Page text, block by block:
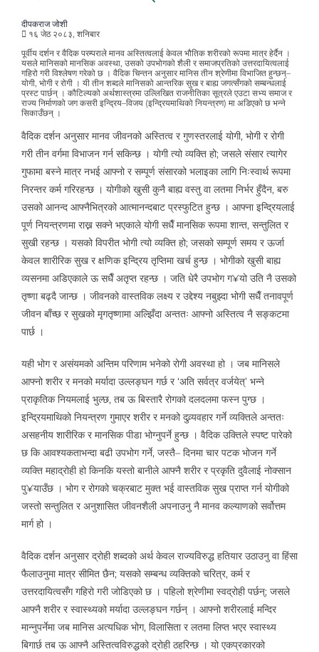
दीपकराज जोशी
१६ जेठ २०८३, शनिबार
पूर्वीय दर्शन र वैदिक परम्पराले मानव अस्तित्वलाई केवल भौतिक शरीरको रूपमा मात्र हेर्दैन ।
यसले मानिसको मानसिक अवस्था, उसको उपभोगको शैली र समाजप्रतिको उत्तरदायित्वलाई
गहिरो गरी विश्लेषण गरेको छ । वैदिक चिन्तन अनुसार मानिस तीन श्रेणीमा विभाजित हुन्छन्–
योगी, भोगी र रोगी । यी तीन शब्दले मानिसको आन्तरिक सुख र बाह्य जगत्सँगको सम्बन्धलाई
प्रस्ट पार्छन् । कौटिल्यको अर्थशास्त्रमा उल्लिखित राजनीतिका सूत्रले एउटा सभ्य समाज र
राज्य निर्माणको जग कसरी इन्द्रिय–विजय (इन्द्रियमाथिको नियन्त्रण) मा अडिएको छ भन्ने
सिकाउँछन् ।
वैदिक दर्शन अनुसार मानव जीवनको अस्तित्व र गुणस्तरलाई योगी, भोगी र रोगी
गरी तीन वर्गमा विभाजन गर्न सकिन्छ । योगी त्यो व्यक्ति हो; जसले संसार त्यागेर
गुफामा बस्ने मात्र नभई आफ्नो र सम्पूर्ण संसारको भलाइका लागि निःस्वार्थ रूपमा
निरन्तर कर्म गरिरहन्छ । योगीको खुसी कुनै बाह्य वस्तु वा लतमा निर्भर हुँदैन, बरु
उसको आनन्द आफ्नैभित्रको आत्मानन्दबाट प्रस्फुटित हुन्छ । आफ्ना इन्द्रियलाई
पूर्ण नियन्त्रणमा राख्न सक्ने भएकाले योगी सधैँ मानसिक रूपमा शान्त, सन्तुलित र
सुखी रहन्छ । यसको विपरीत भोगी त्यो व्यक्ति हो; जसको सम्पूर्ण समय र ऊर्जा
केवल शारीरिक सुख र क्षणिक इन्द्रिय तृप्तिमा खर्च हुन्छ । भोगीको खुसी बाह्य
व्यसनमा अडिएकाले ऊ सधैँ अतृप्त रहन्छ । जति धेरै उपभोग ग¥यो उति नै उसको
तृष्णा बढ्दै जान्छ । जीवनको वास्तविक लक्ष्य र उद्देश्य नबुझ्दा भोगी सधैँ तनावपूर्ण
जीवन बाँच्छ र सुखको मृगतृष्णामा अल्झिँदा अन्ततः आफ्नो अस्तित्व नै सङ्कटमा
पार्छ ।
यही भोग र असंयमको अन्तिम परिणाम भनेको रोगी अवस्था हो । जब मानिसले
आफ्नो शरीर र मनको मर्यादा उल्लङ्घन गर्छ र ‘अति सर्वत्र वर्जयेत्’ भन्ने
प्राकृतिक नियमलाई भुल्छ, तब ऊ बिस्तारै रोगको दलदलमा फस्न पुग्छ ।
इन्द्रियमाथिको नियन्त्रण गुमाएर शरीर र मनको दुव्र्यवहार गर्ने व्यक्तिले अन्ततः
असहनीय शारीरिक र मानसिक पीडा भोग्नुपर्ने हुन्छ । वैदिक उक्तिले स्पष्ट पारेको
छ कि आवश्यकताभन्दा बढी उपभोग गर्ने, जस्तै– दिनमा चार पटक भोजन गर्ने
व्यक्ति महाद्रोही हो किनकि यस्तो बानीले आफ्नै शरीर र प्रकृति दुवैलाई नोक्सान
पु¥याउँछ । भोग र रोगको चक्रबाट मुक्त भई वास्तविक सुख प्राप्त गर्न योगीको
जस्तो सन्तुलित र अनुशासित जीवनशैली अपनाउनु नै मानव कल्याणको सर्वोत्तम
मार्ग हो ।
वैदिक दर्शन अनुसार द्रोही शब्दको अर्थ केवल राज्यविरुद्ध हतियार उठाउनु वा हिंसा
फैलाउनुमा मात्र सीमित छैन; यसको सम्बन्ध व्यक्तिको चरित्र, कर्म र
उत्तरदायित्वसँग गहिरो गरी जोडिएको छ । पहिलो श्रेणीमा स्वद्रोही पर्छन्; जसले
आफ्नै शरीर र स्वास्थ्यको मर्यादा उल्लङ्घन गर्छन् । आफ्नो शरीरलाई मन्दिर
मान्नुपर्नेमा जब मानिस अत्यधिक भोग, विलासिता र लतमा लिप्त भएर स्वास्थ्य
बिगार्छ तब ऊ आफ्नै अस्तित्वविरुद्धको द्रोही ठहरिन्छ । यो एकप्रकारको